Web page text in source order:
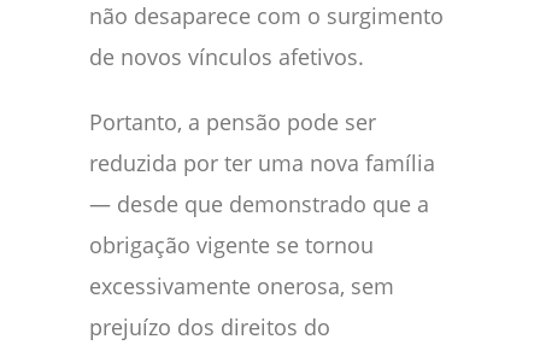
não desaparece com o surgimento
de novos vínculos afetivos.
Portanto, a pensão pode ser
reduzida por ter uma nova família
— desde que demonstrado que a
obrigação vigente se tornou
excessivamente onerosa, sem
prejuízo dos direitos do